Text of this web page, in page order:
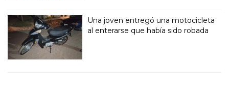
Una joven entregó una motocicleta
al enterarse que había sido robada